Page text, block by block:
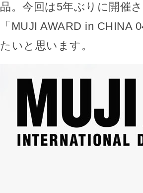
品。今回は5年ぶりに開催
「MUJI AWARD in CHINA
たいと思います。